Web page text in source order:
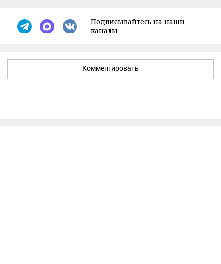
Подписывайтесь на наши
каналы
Комментировать